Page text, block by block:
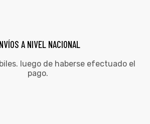
A NIVEL NACIONAL
luego de haberse efectuado el
pago.